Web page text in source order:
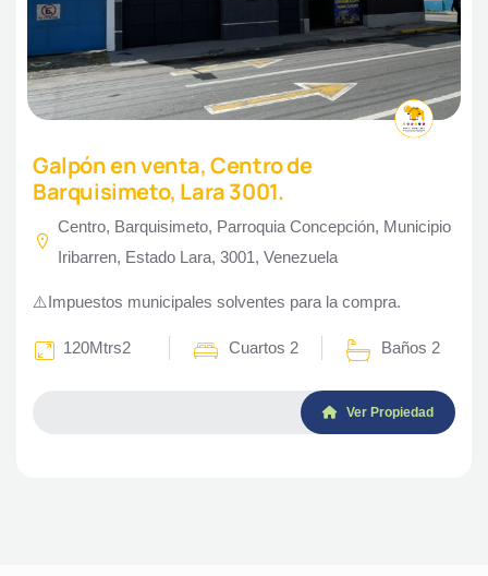
Galpón en venta, Centro de
Barquisimeto, Lara 3001.
Centro, Barquisimeto, Parroquia Concepción, Municipio
Iribarren, Estado Lara, 3001, Venezuela
⚠️Impuestos municipales solventes para la compra.
120Mtrs2 Cuartos 2 Baños 2
Ver Propiedad